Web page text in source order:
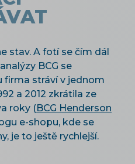
stav. A fotí se čím dál
BCG se
firma stráví v jednom
a 2012 zkrátila ze
roky (BCG Henderson
e-shopu, kde se
je to ještě rychlejší.